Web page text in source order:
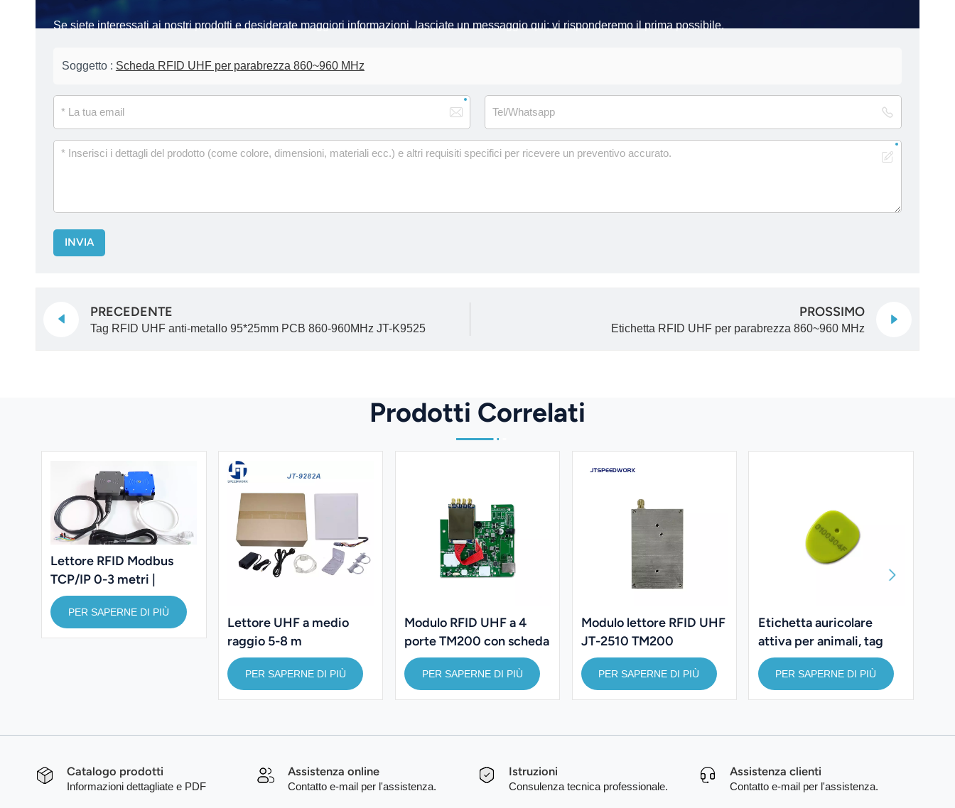
Se siete interessati ai nostri prodotti e desiderate maggiori informazioni, lasciate un messaggio qui; vi risponderemo il prima possibile.
Soggetto : Scheda RFID UHF per parabrezza 860~960 MHz
INVIA
PRECEDENTE
Tag RFID UHF anti-metallo 95*25mm PCB 860-960MHz JT-K9525
PROSSIMO
Etichetta RFID UHF per parabrezza 860~960 MHz
Prodotti Correlati
Lettore RFID Modbus
TCP/IP 0-3 metri |
Lettore Modbus RTU |
Lettore UHF 860-960
MHz
PER SAPERNE DI PIÙ
Lettore UHF a medio
raggio 5-8 m
PER SAPERNE DI PIÙ
Modulo RFID UHF a 4
porte TM200 con scheda
di sviluppo JT-M2550
PER SAPERNE DI PIÙ
Modulo lettore RFID UHF
JT-2510 TM200
PER SAPERNE DI PIÙ
Etichetta auricolare
attiva per animali, tag
RFID a 2,4 GHz per la
gestione del bestiame.
PER SAPERNE DI PIÙ
Catalogo prodotti
Informazioni dettagliate e PDF
Assistenza online
Contatto e-mail per l'assistenza.
Istruzioni
Consulenza tecnica professionale.
Assistenza clienti
Contatto e-mail per l'assistenza.